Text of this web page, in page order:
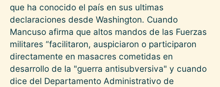
que ha conocido el país en sus ultimas
declaraciones desde Washington. Cuando
Mancuso afirma que altos mandos de las Fuerzas
militares “facilitaron, auspiciaron o participaron
directamente en masacres cometidas en
desarrollo de la "guerra antisubversiva" y cuando
dice del Departamento Administrativo de